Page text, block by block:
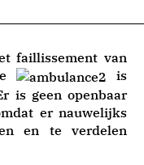
is
is geen openbaar
er nauwelijks
en te verdelen